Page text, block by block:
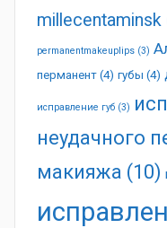
millecentaminsk
permanentmakeuplips (3)
перманент (4) губы (4)
исправление губ (3)
неудачного
макияжа (10)